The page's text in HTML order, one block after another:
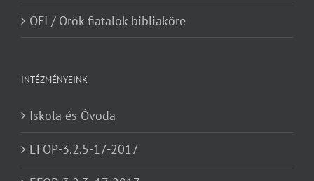
ÖFI / Örök fiatalok bibliaköre
INTÉZMÉNYEINK
Iskola és Óvoda
EFOP-3.2.5-17-2017